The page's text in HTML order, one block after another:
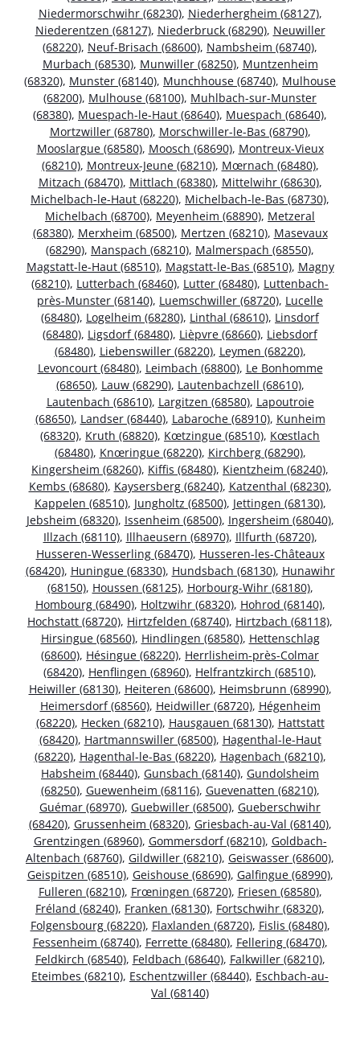
Niedermorschwihr (68230), Niederhergheim (68127),
Niederentzen (68127), Niederbruck (68290), Neuwiller
(68220), Neuf-Brisach (68600), Nambsheim (68740),
Murbach (68530), Munwiller (68250), Muntzenheim
(68320), Munster (68140), Munchhouse (68740), Mulhouse
(68200), Mulhouse (68100), Muhlbach-sur-Munster
(68380), Muespach-le-Haut (68640), Muespach (68640),
Mortzwiller (68780), Morschwiller-le-Bas (68790),
Mooslargue (68580), Moosch (68690), Montreux-Vieux
(68210), Montreux-Jeune (68210), Mœrnach (68480),
Mitzach (68470), Mittlach (68380), Mittelwihr (68630),
Michelbach-le-Haut (68220), Michelbach-le-Bas (68730),
Michelbach (68700), Meyenheim (68890), Metzeral
(68380), Merxheim (68500), Mertzen (68210), Masevaux
(68290), Manspach (68210), Malmerspach (68550),
Magstatt-le-Haut (68510), Magstatt-le-Bas (68510), Magny
(68210), Lutterbach (68460), Lutter (68480), Luttenbach-
près-Munster (68140), Luemschwiller (68720), Lucelle
(68480), Logelheim (68280), Linthal (68610), Linsdorf
(68480), Ligsdorf (68480), Lièpvre (68660), Liebsdorf
(68480), Liebenswiller (68220), Leymen (68220),
Levoncourt (68480), Leimbach (68800), Le Bonhomme
(68650), Lauw (68290), Lautenbachzell (68610),
Lautenbach (68610), Largitzen (68580), Lapoutroie
(68650), Landser (68440), Labaroche (68910), Kunheim
(68320), Kruth (68820), Kœtzingue (68510), Kœstlach
(68480), Knœringue (68220), Kirchberg (68290),
Kingersheim (68260), Kiffis (68480), Kientzheim (68240),
Kembs (68680), Kaysersberg (68240), Katzenthal (68230),
Kappelen (68510), Jungholtz (68500), Jettingen (68130),
Jebsheim (68320), Issenheim (68500), Ingersheim (68040),
Illzach (68110), Illhaeusern (68970), Illfurth (68720),
Husseren-Wesserling (68470), Husseren-les-Châteaux
(68420), Huningue (68330), Hundsbach (68130), Hunawihr
(68150), Houssen (68125), Horbourg-Wihr (68180),
Hombourg (68490), Holtzwihr (68320), Hohrod (68140),
Hochstatt (68720), Hirtzfelden (68740), Hirtzbach (68118),
Hirsingue (68560), Hindlingen (68580), Hettenschlag
(68600), Hésingue (68220), Herrlisheim-près-Colmar
(68420), Henflingen (68960), Helfrantzkirch (68510),
Heiwiller (68130), Heiteren (68600), Heimsbrunn (68990),
Heimersdorf (68560), Heidwiller (68720), Hégenheim
(68220), Hecken (68210), Hausgauen (68130), Hattstatt
(68420), Hartmannswiller (68500), Hagenthal-le-Haut
(68220), Hagenthal-le-Bas (68220), Hagenbach (68210),
Habsheim (68440), Gunsbach (68140), Gundolsheim
(68250), Guewenheim (68116), Guevenatten (68210),
Guémar (68970), Guebwiller (68500), Gueberschwihr
(68420), Grussenheim (68320), Griesbach-au-Val (68140),
Grentzingen (68960), Gommersdorf (68210), Goldbach-
Altenbach (68760), Gildwiller (68210), Geiswasser (68600),
Geispitzen (68510), Geishouse (68690), Galfingue (68990),
Fulleren (68210), Frœningen (68720), Friesen (68580),
Fréland (68240), Franken (68130), Fortschwihr (68320),
Folgensbourg (68220), Flaxlanden (68720), Fislis (68480),
Fessenheim (68740), Ferrette (68480), Fellering (68470),
Feldkirch (68540), Feldbach (68640), Falkwiller (68210),
Eteimbes (68210), Eschentzwiller (68440), Eschbach-au-
Val (68140)